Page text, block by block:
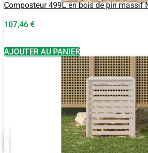
Composteur 499L en bois de pin massif
107,46 €
AJOUTER AU PANIER